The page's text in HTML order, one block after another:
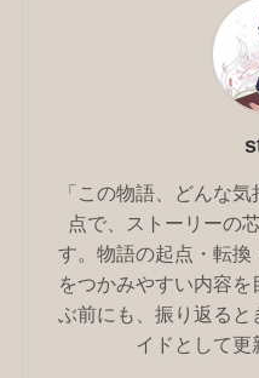
「この物語、どんな
点で、ストーリーの
す。物語の起点・転換
をつかみやすい内容
ぶ前にも、振り返る
イドとして更